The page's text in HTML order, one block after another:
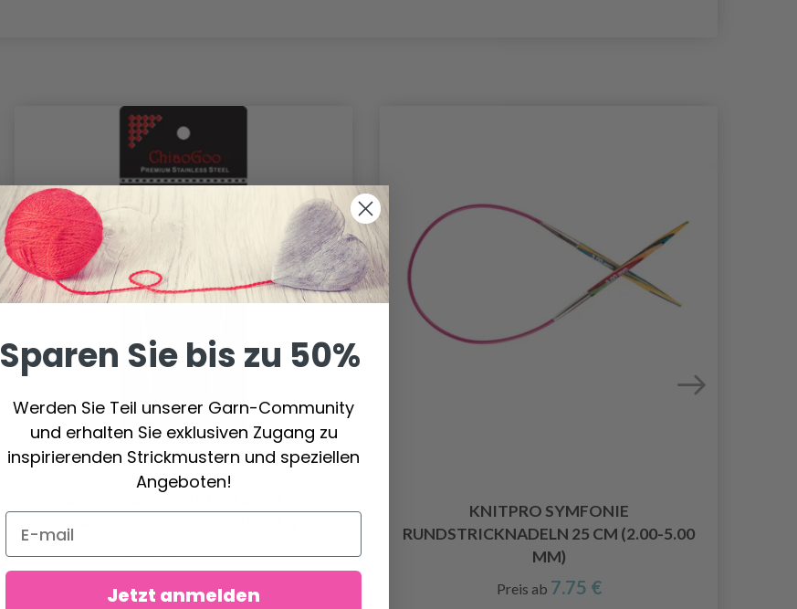
Preis ab14.35 €
KNITPRO SYMFONIE
RUNDSTRICKNADELN 25 CM (2.00-5.00
MM)
Preis ab 7.75 €
Sparen Sie bis zu 50%
Werden Sie Teil unserer Garn-Community
und erhalten Sie exklusiven Zugang zu
inspirierenden Strickmustern und speziellen
Angeboten!
Jetzt anmelden